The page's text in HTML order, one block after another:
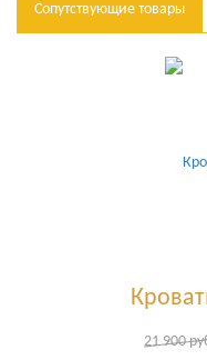
Сопутствующие товары
21 900